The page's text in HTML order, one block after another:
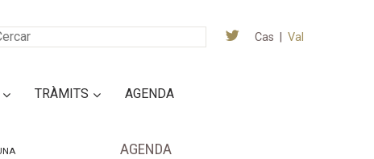
Cas Val
TRÀMITS AGENDA
AGENDA